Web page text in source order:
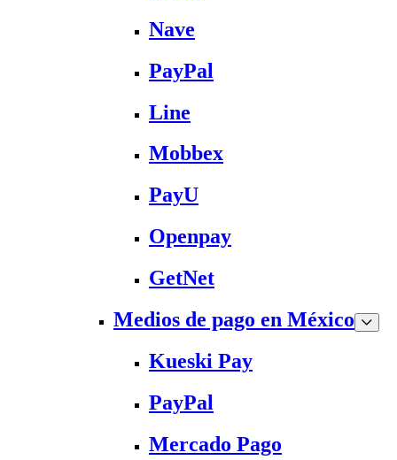
Nave
PayPal
Line
Mobbex
PayU
Openpay
GetNet
Medios de pago en México
Kueski Pay
PayPal
Mercado Pago